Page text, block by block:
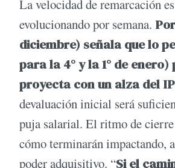
La velocidad de remarcación
evolucionando por semana.
diciembre) señala que lo
para la 4° y la 1° de
proyecta con un alza del
devaluación inicial será
puja salarial. El ritmo de cierre
cómo terminarán impactando,
poder adquisitivo. “Si el